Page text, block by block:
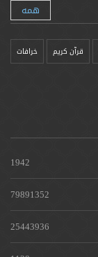
همه
قرآن کریم خرافات
1942
79891352
25443936